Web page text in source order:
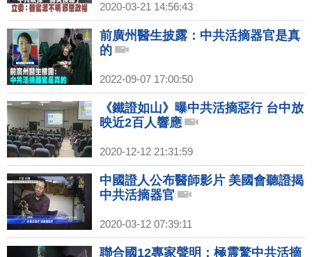
2020-03-21 14:56:43
前廣州醫生披露：中共活摘器官是真
的
2022-09-07 17:00:50
《鐵證如山》曝中共活摘惡行 台中放
映近2百人響應
2020-12-12 21:31:59
中國證人公布醫師影片 美國會聽證揭
中共活摘器官
2020-03-12 07:39:11
聯合國12專家聲明：極震驚中共活摘